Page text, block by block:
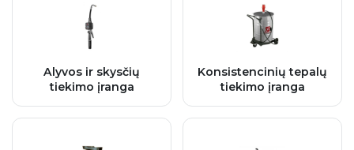
Alyvos ir skysčių
tiekimo įranga
Konsistencinių tepalų
tiekimo įranga